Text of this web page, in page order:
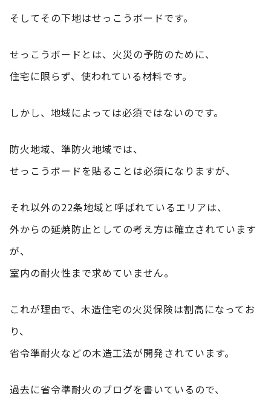
そしてその下地はせっこうボードです。
せっこうボードとは、火災の予防のために、
住宅に限らず、使われている材料です。
しかし、地域によっては必須ではないのです。
防火地域、準防火地域では、
せっこうボードを貼ることは必須になりますが、
それ以外の22条地域と呼ばれているエリアは、
外からの延焼防止としての考え方は確立されています
が、
室内の耐火性まで求めていません。
これが理由で、木造住宅の火災保険は割高になってお
り、
省令準耐火などの木造工法が開発されています。
過去に省令準耐火のブログを書いているので、